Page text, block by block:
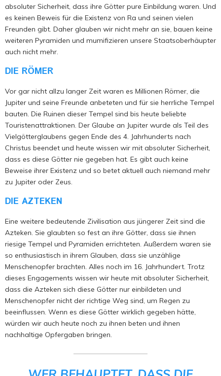
absoluter Sicherheit, dass ihre Götter pure Einbildung waren. Und
es keinen Beweis für die Existenz von Ra und seinen vielen
Freunden gibt. Daher glauben wir nicht mehr an sie, bauen keine
weiteren Pyramiden und mumifizieren unsere Staatsoberhäupter
auch nicht mehr.
DIE RÖMER
Vor gar nicht allzu langer Zeit waren es Millionen Römer, die
Jupiter und seine Freunde anbeteten und für sie herrliche Tempel
bauten. Die Ruinen dieser Tempel sind bis heute beliebte
Touristenattraktionen. Der Glaube an Jupiter wurde als Teil des
Vielgötterglaubens gegen Ende des 4. Jahrhunderts nach
Christus beendet und heute wissen wir mit absoluter Sicherheit,
dass es diese Götter nie gegeben hat. Es gibt auch keine
Beweise ihrer Existenz und so betet aktuell auch niemand mehr
zu Jupiter oder Zeus.
DIE AZTEKEN
Eine weitere bedeutende Zivilisation aus jüngerer Zeit sind die
Azteken. Sie glaubten so fest an ihre Götter, dass sie ihnen
riesige Tempel und Pyramiden errichteten. Außerdem waren sie
so enthusiastisch in ihrem Glauben, dass sie unzählige
Menschenopfer brachten. Alles noch im 16. Jahrhundert. Trotz
dieses Engagements wissen wir heute mit absoluter Sicherheit,
dass die Azteken sich diese Götter nur einbildeten und
Menschenopfer nicht der richtige Weg sind, um Regen zu
beeinflussen. Wenn es diese Götter wirklich gegeben hätte,
würden wir auch heute noch zu ihnen beten und ihnen
nachhaltige Opfergaben bringen.